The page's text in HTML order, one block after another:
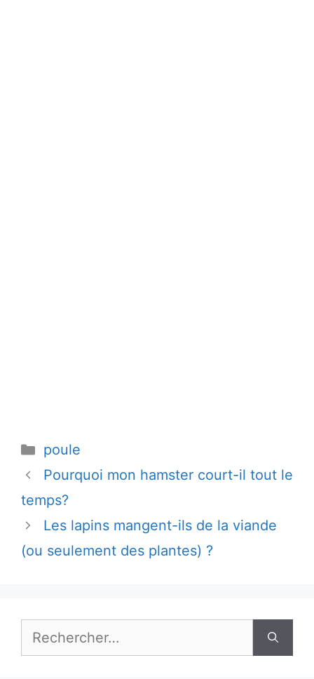
Catégories
poule
Pourquoi mon hamster court-il tout le
temps?
Les lapins mangent-ils de la viande
(ou seulement des plantes) ?